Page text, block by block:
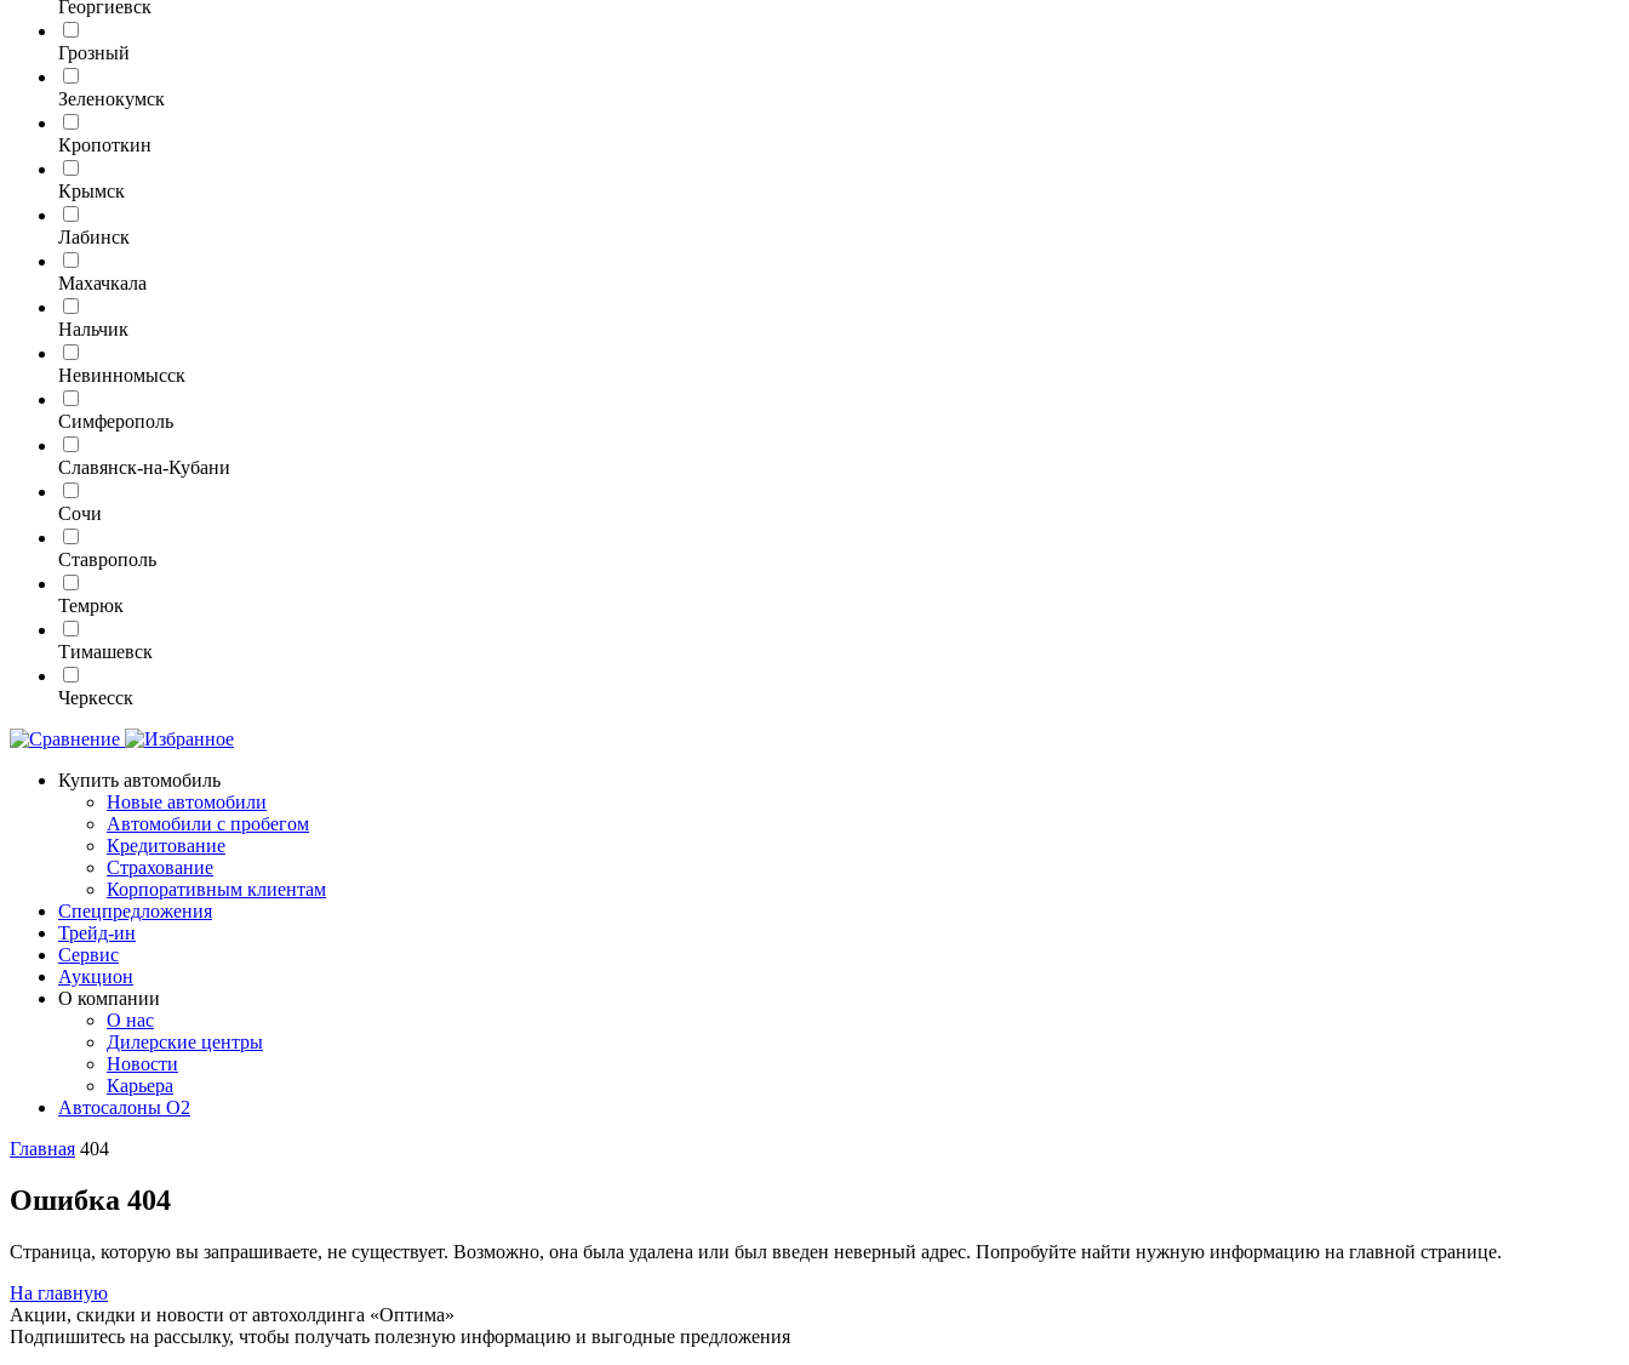
Георгиевск
Грозный
Зеленокумск
Кропоткин
Крымск
Лабинск
Махачкала
Нальчик
Невинномысск
Симферополь
Славянск-на-Кубани
Сочи
Ставрополь
Темрюк
Тимашевск
Черкесск
Купить автомобиль
Новые автомобили
Автомобили с пробегом
Кредитование
Страхование
Корпоративным клиентам
Спецпредложения
Трейд-ин
Сервис
Аукцион
О компании
О нас
Дилерские центры
Новости
Карьера
Автосалоны O2
Главная 404
Ошибка 404
Страница, которую вы запрашиваете, не существует. Возможно, она была удалена или был введен неверный адрес. Попробуйте найти нужную информацию на главной странице.
На главную
Акции, скидки и новости от автохолдинга «Оптима»
Подпишитесь на рассылку, чтобы получать полезную информацию и выгодные предложения